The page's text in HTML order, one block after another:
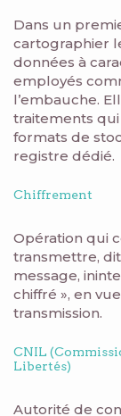
Dans un
cartographier
données à
employés
l’embauche.
traitements
formats de
registre dédié.
Chiffrement
Opération qui
transmettre,
message,
chiffré », en
transmission.
CNIL
Libertés)
Autorité de